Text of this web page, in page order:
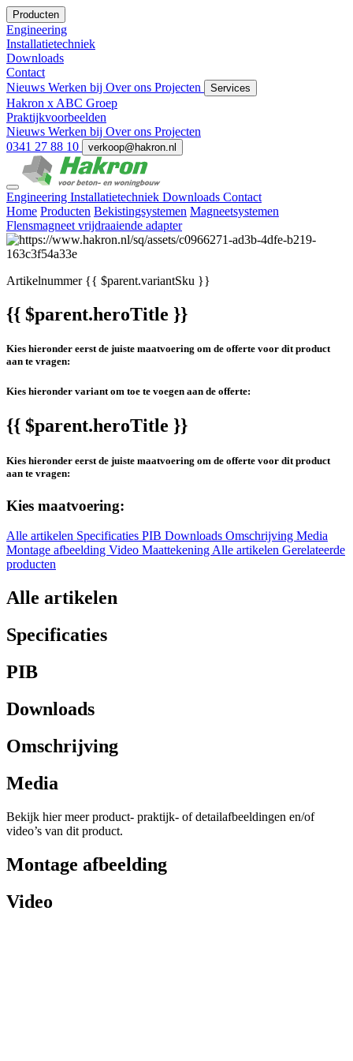
Producten
Engineering
Installatietechniek
Downloads
Contact
Nieuws Werken bij Over ons Projecten Services
Hakron x ABC Groep
Praktijkvoorbeelden
Nieuws Werken bij Over ons Projecten
0341 27 88 10
verkoop@hakron.nl
Engineering Installatietechniek Downloads Contact
Home Producten Bekistingsystemen Magneetsystemen
Flensmagneet vrijdraaiende adapter
Artikelnummer{{ $parent.variantSku }}
{{ $parent.heroTitle }}
Kies hieronder eerst de juiste maatvoering om de offerte voor dit product
aan te vragen:
Kies hieronder variant om toe te voegen aan de offerte:
{{ $parent.heroTitle }}
Kies hieronder eerst de juiste maatvoering om de offerte voor dit product
aan te vragen:
Kies maatvoering:
Alle artikelen Specificaties PIB Downloads Omschrijving Media
Montage afbeelding Video MaattekeningAlle artikelen Gerelateerde
producten
Alle artikelen
Specificaties
PIB
Downloads
Omschrijving
Media
Bekijk hier meer product- praktijk- of detailafbeeldingen en/of
video’s van dit product.
Montage afbeelding
Video